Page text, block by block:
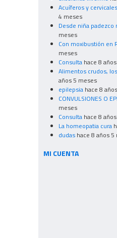
Acuíferos y
4 meses
Desde niña padezco
meses
Con moxibustión en
meses
Consulta hace 8
Alimentos crudos,
años 5 meses
epilepsia hace 8
CONVULSIONES O
meses
Consulta hace 8
La homeopatia cura
dudas hace 8 años
MI CUENTA